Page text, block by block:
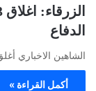
الدفاع
الشاهين الاخباري
أكمل القراءة »